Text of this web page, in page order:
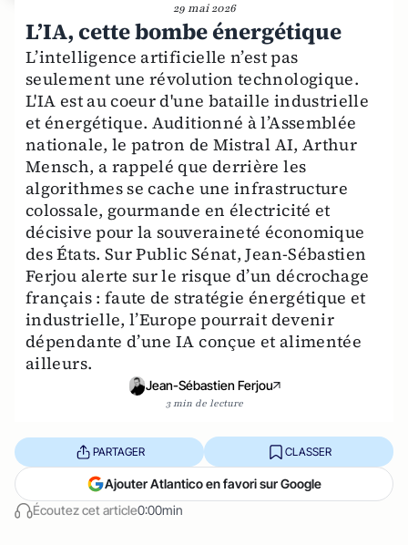
29 mai 2026
L’IA, cette bombe énergétique
L’intelligence artificielle n’est pas
seulement une révolution technologique.
L'IA est au coeur d'une bataille industrielle
et énergétique. Auditionné à l’Assemblée
nationale, le patron de Mistral AI, Arthur
Mensch, a rappelé que derrière les
algorithmes se cache une infrastructure
colossale, gourmande en électricité et
décisive pour la souveraineté économique
des États. Sur Public Sénat, Jean-Sébastien
Ferjou alerte sur le risque d’un décrochage
français : faute de stratégie énergétique et
industrielle, l’Europe pourrait devenir
dépendante d’une IA conçue et alimentée
ailleurs.
Jean-Sébastien Ferjou
3 min de lecture
Écoutez cet article0:00min
PARTAGER CLASSER
Ajouter Atlantico en favori sur Google